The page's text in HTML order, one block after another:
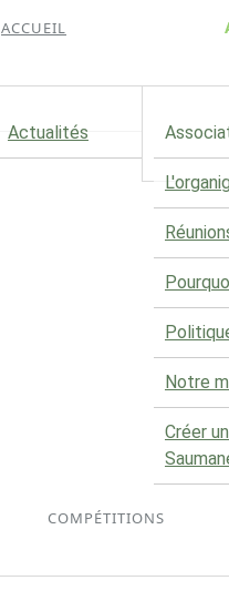
ACCUEIL
Actualités
Notre
Créer
COMPÉTITIONS